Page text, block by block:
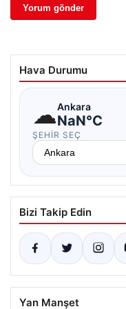
Hava Durumu
☁Ankara
NaN°C
ŞEHIR SEÇ
Bizi Takip Edin
Yan Manşet